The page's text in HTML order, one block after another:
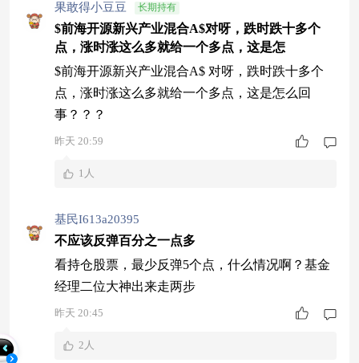
果敢得小豆豆 长期持有
$前海开源新兴产业混合A$对呀，跌时跌十多个
点，涨时涨这么多就给一个多点，这是怎
$前海开源新兴产业混合A$ 对呀，跌时跌十多个
点，涨时涨这么多就给一个多点，这是怎么回
事？？？
昨天 20:59
1人
基民I613a20395
不应该反弹百分之一点多
看持仓股票，最少反弹5个点，什么情况啊？基金
经理二位大神出来走两步
昨天 20:45
2人